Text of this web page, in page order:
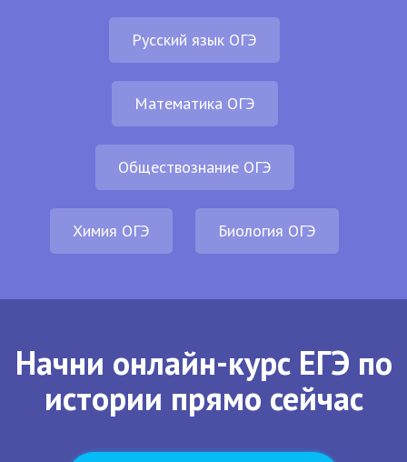
Русский язык ОГЭ
Математика ОГЭ
Обществознание ОГЭ
Химия ОГЭ Биология ОГЭ
Начни онлайн-курс ЕГЭ по
истории прямо сейчас